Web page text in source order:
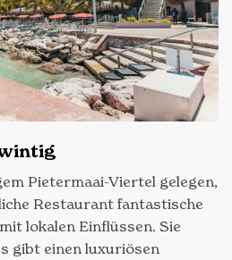
Pietermaai-Viertel gelegen,
Restaurant fantastische
lokalen Einflüssen. Sie
gibt einen luxuriösen